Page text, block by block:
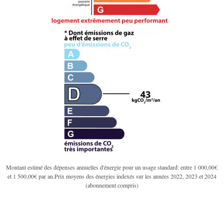
Montant estimé des dépenses annuelles d'énergie pour un usage standard: entre 1 000,00€
et 1 500,00€ par an.Prix moyens des énergies indexés sur les années 2022, 2023 et 2024
(abonnement compris)